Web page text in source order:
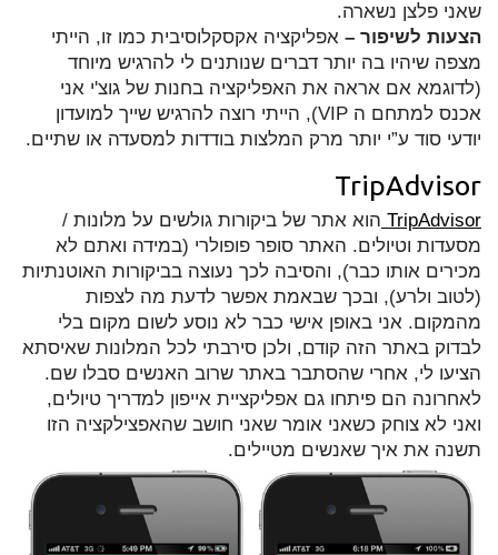
שאני פלצן נשארה.
הצעות לשיפור – אפליקציה אקסקלוסיבית כמו זו, הייתי
מצפה שיהיו בה יותר דברים שנותנים לי להרגיש מיוחד
(לדוגמא אם אראה את האפליקציה בחנות של גוצ'י אני
אכנס למתחם ה VIP), הייתי רוצה להרגיש שייך למועדון
יודעי סוד ע”י יותר מרק המלצות בודדות למסעדה או שתיים.
TripAdvisor
TripAdvisor הוא אתר של ביקורות גולשים על מלונות /
מסעדות וטיולים. האתר סופר פופולרי (במידה ואתם לא
מכירים אותו כבר), והסיבה לכך נעוצה בביקורות האוטנתיות
(לטוב ולרע), ובכך שבאמת אפשר לדעת מה לצפות
מהמקום. אני באופן אישי כבר לא נוסע לשום מקום בלי
לבדוק באתר הזה קודם, ולכן סירבתי לכל המלונות שאיסתא
הציעו לי, אחרי שהסתבר באתר שרוב האנשים סבלו שם.
לאחרונה הם פיתחו גם אפליקציית אייפון למדריך טיולים,
ואני לא צוחק כשאני אומר שאני חושב שהאפצילקציה הזו
תשנה את איך שאנשים מטיילים.